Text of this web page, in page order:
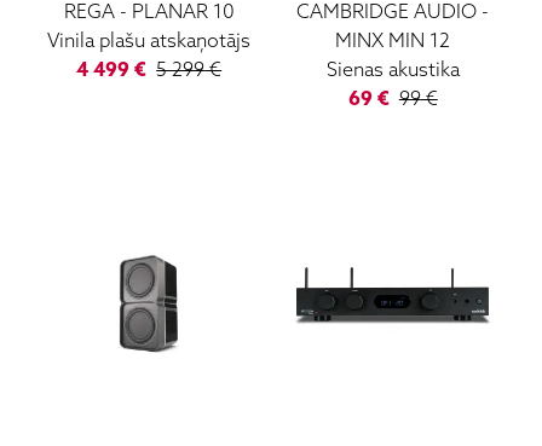
REGA- PLANAR 10
Vinila plašu atskaņotājs
4 499 € 5 299€
CAMBRIDGE AUDIO -
MINX MIN 12
Sienas akustika
69€ 99€